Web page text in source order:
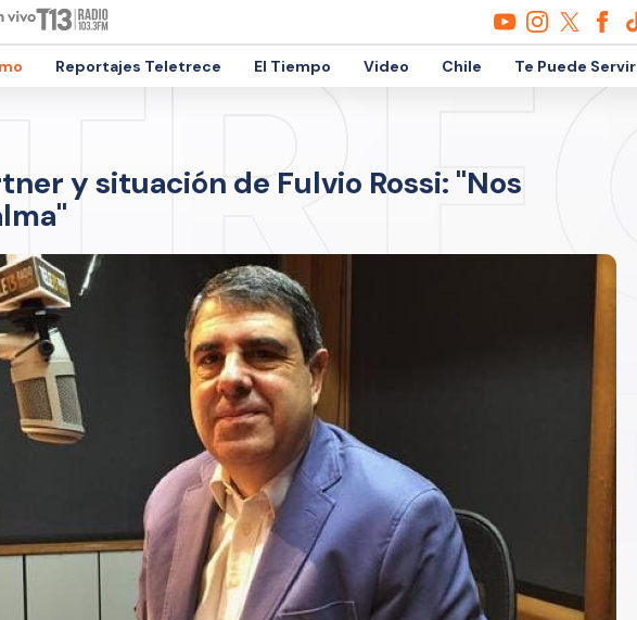
Reportajes Teletrece El Tiempo Video Chile Te Puede Servir
y situación de Fulvio Rossi: "Nos